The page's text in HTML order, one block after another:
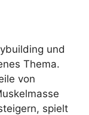
und
Thema.
von
spielt